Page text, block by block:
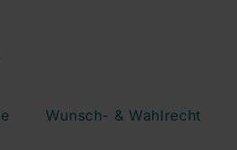
Wunsch- & Wahlrecht